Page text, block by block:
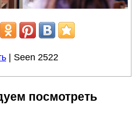
| Seen 2522
посмотреть